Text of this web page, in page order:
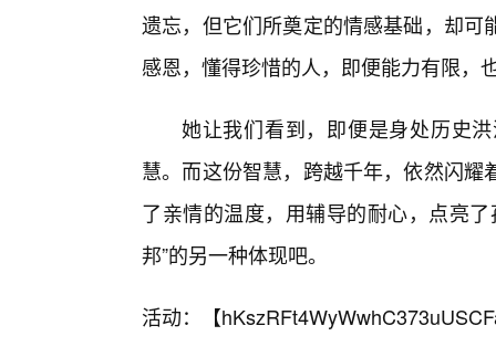
遗忘，但它们所奠定的情感基础，却
感恩，懂得珍惜的人，即便能力有限，
她让我们看到，即便是身处历史
慧。而这份智慧，跨越千年，依然闪
了亲情的温度，用辅导的耐心，点亮
邦”的另一种体现吧。
活动：【